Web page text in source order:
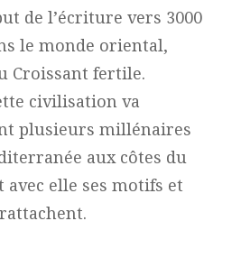
de l’écriture vers 3000
le monde oriental,
Croissant fertile.
civilisation va
plusieurs millénaires
aux côtes du
avec elle ses motifs et